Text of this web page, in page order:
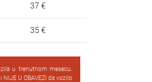
37 €
35 €
u trenutnom mesecu.
U OBAVEZI da vozilo